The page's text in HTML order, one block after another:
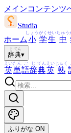
メインコンテンツ
Studia
ホーム 小
しょう
学
がく
生
せい
中
ちゅう
辞
じ
典
てん
▾
英
えい
単
たん
語
ご
辞
じ
典
てん
英
えい
熟
じゅく
ふりがな ON